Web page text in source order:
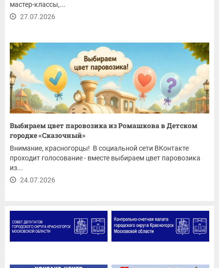
мастер-классы,...
27.07.2026
Выбираем цвет паровозика из Ромашкова в Детском
городке «Сказочный»
Внимание, красногорцы! В социальной сети ВКонтакте
проходит голосование - вместе выбираем цвет паровозика
из...
24.07.2026